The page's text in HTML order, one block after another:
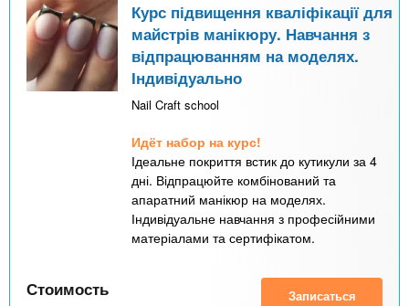
Курс підвищення кваліфікації для
майстрів манікюру. Навчання з
відпрацюванням на моделях.
Індивідуально
Nail Craft school
Идёт набор на курс!
Ідеальне покриття встик до кутикули за 4
дні. Відпрацюйте комбінований та
апаратний манікюр на моделях.
Індивідуальне навчання з професійними
матеріалами та сертифікатом.
Стоимость Записаться